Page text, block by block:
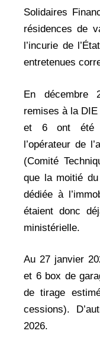
Solidaires
résidences de
l’incurie de
entretenues
En décembre
remises à la
et 6 ont été
l’opérateur de
(Comité
que la moitié
dédiée à
étaient donc
ministérielle.
Au 27 janvier
et 6 box de
de tirage
cessions).
2026.